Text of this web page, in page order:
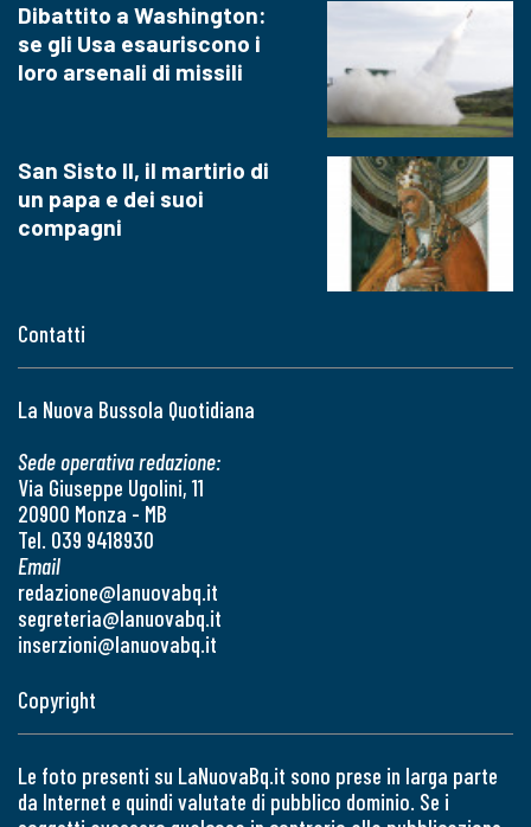
Contatti
La Nuova Bussola Quotidiana
Sede operativa redazione:
Via Giuseppe Ugolini, 11
20900 Monza - MB
Tel. 039 9418930
Email
redazione@lanuovabq.it
segreteria@lanuovabq.it
inserzioni@lanuovabq.it
Dibattito a Washington:
se gli Usa esauriscono i
loro arsenali di missili
San Sisto II, il martirio di
un papa e dei suoi
compagni
Copyright
Le foto presenti su LaNuovaBq.it sono prese in larga parte
da Internet e quindi valutate di pubblico dominio. Se i